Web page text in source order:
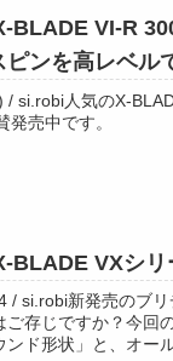
BLADE VI-R
ンを高レベル
si.robi人気のX-
発売中です。
BLADE VXシ
/ si.robi新発売のブ
ご存じですか？今回
ンド形状」と、オー